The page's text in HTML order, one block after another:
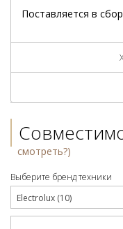
Поставляется в
смотреть?)
Выберите бренд техники
Electrolux (10)